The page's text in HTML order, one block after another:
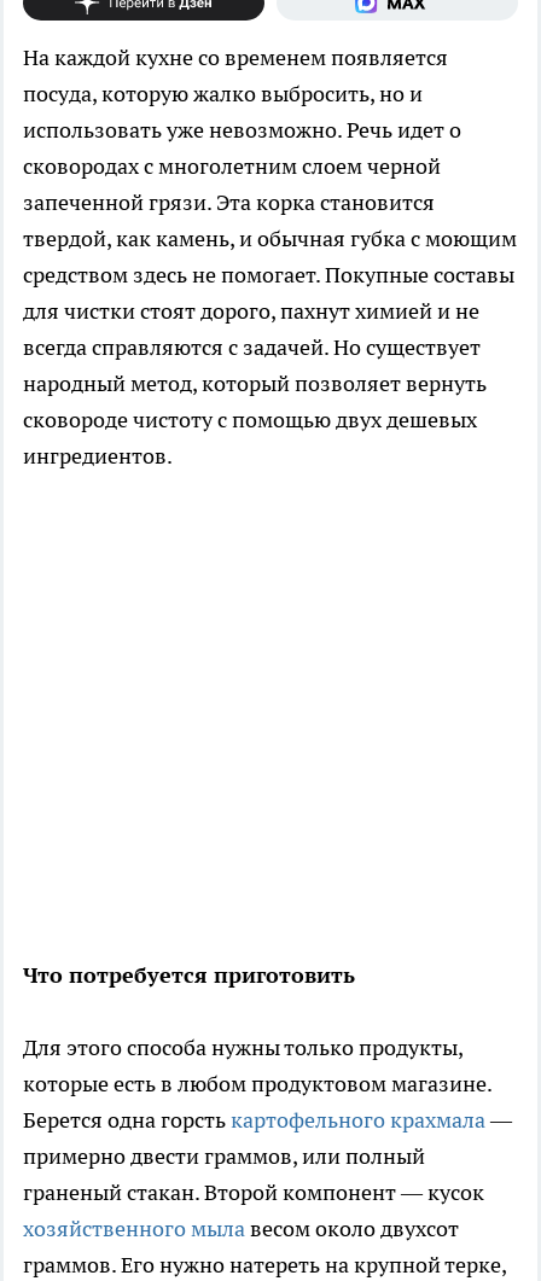
На каждой кухне со временем появляется
посуда, которую жалко выбросить, но и
использовать уже невозможно. Речь идет о
сковородах с многолетним слоем черной
запеченной грязи. Эта корка становится
твердой, как камень, и обычная губка с моющим
средством здесь не помогает. Покупные составы
для чистки стоят дорого, пахнут химией и не
всегда справляются с задачей. Но существует
народный метод, который позволяет вернуть
сковороде чистоту с помощью двух дешевых
ингредиентов.
Что потребуется приготовить
Для этого способа нужны только продукты,
которые есть в любом продуктовом магазине.
Берется одна горстькартофельного крахмала—
примерно двести граммов, или полный
граненый стакан. Второй компонент — кусок
хозяйственного мылавесом около двухсот
граммов. Его нужно натереть на крупной терке,